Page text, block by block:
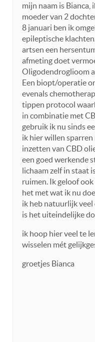
mijn naam is Bianca,
moeder van 2
8 januari ben ik
epileptische
artsen een
afmeting doet
Oligodendroglioom
Een biopt/operatie
evenals
tippen protocol
in combinatie met
gebruik ik nu sinds
ik hier willen
inzetten van CBD
een goed werkende
lichaam zelf in staat
ruimen. Ik geloof
het met wat ik nu
ik heb natuurlijk veel
is het uiteindelijke
ik hoop hier veel te
wisselen mét
groetjes Bianca